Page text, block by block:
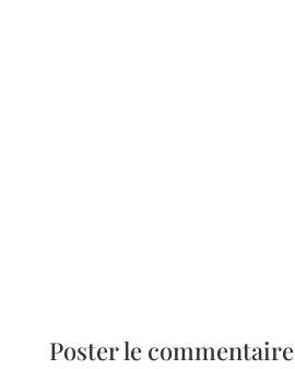
Poster le commentaire